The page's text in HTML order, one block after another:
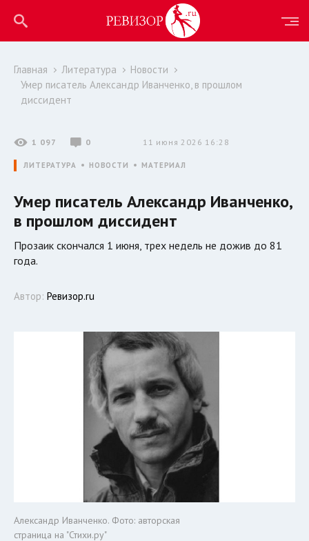
Главная Литература
Новости
Умер писатель Александр Иванченко, в прошлом
диссидент
1 097 0 11 июня 2026 16:28
ЛИТЕРАТУРА НОВОСТИ МАТЕРИАЛ
Умер писатель Александр Иванченко,
в прошлом диссидент
Прозаик скончался 1 июня, трех недель не дожив до 81
года.
Автор: Ревизор.ru
Александр Иванченко. Фото: авторская
страница на "Стихи.ру"